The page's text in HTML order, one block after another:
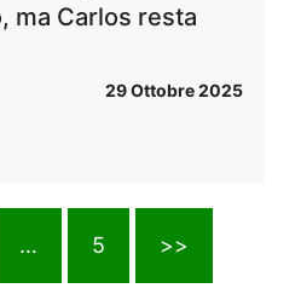
ma Carlos resta
29 Ottobre 2025
… 5 >>